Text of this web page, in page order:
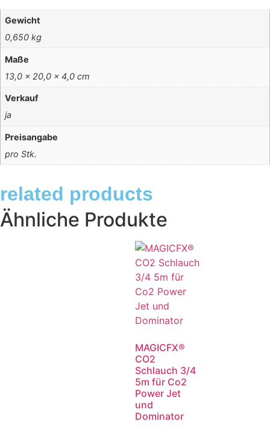
Gewicht
0,650 kg
Maße
13,0 × 20,0 × 4,0 cm
Verkauf
ja
Preisangabe
pro Stk.
related products
Ähnliche Produkte
MAGICFX®
CO2
Schlauch 3/4
5m für Co2
Power Jet
und
Dominator